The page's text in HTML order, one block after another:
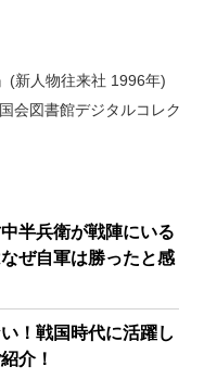
(新人物往来社 1996年)
会図書館デジタルコレク
半兵衛が戦陣にいる
ぜ自軍は勝ったと感
！戦国時代に活躍し
介！